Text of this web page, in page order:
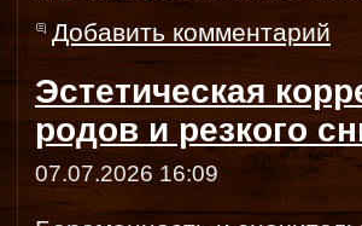
Добавить комментарий
Эстетическая
родов и резкого
07.07.2026 16:09